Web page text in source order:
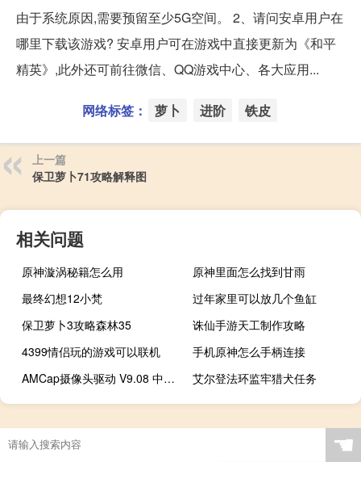
由于系统原因,需要预留至少5G空间。 2、请问安卓用户在
哪里下载该游戏? 安卓用户可在游戏中直接更新为《和平
精英》,此外还可前往微信、QQ游戏中心、各大应用...
网络标签： 萝卜 进阶 铁皮
上一篇
保卫萝卜71攻略解释图
相关问题
原神漩涡秘籍怎么用
原神里面怎么找到甘雨
最终幻想12小梵
过年家里可以放几个鱼缸
保卫萝卜3攻略森林35
诛仙手游天工制作攻略
4399情侣玩的游戏可以联机
手机原神怎么手柄连接
AMCap摄像头驱动 V9.08 中文汉化版（AMCap摄像头驱动 V9.08 中文汉化版功能简介）
艾尔登法环监牢猎犬任务
☚